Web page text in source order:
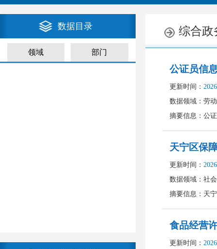
数据目录
领域 部门